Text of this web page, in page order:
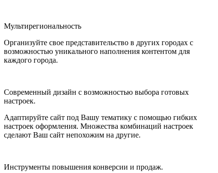
Мультирегиональность
Организуйте свое представительство в других городах с
возможностью уникального наполнения контентом для
каждого города.
Современный дизайн с возможностью выбора готовых
настроек.
Адаптируйте сайт под Вашу тематику с помощью гибких
настроек оформления. Множества комбинаций настроек
сделают Ваш сайт непохожим на другие.
Инструменты повышения конверсии и продаж.